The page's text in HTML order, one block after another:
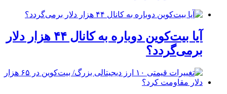
آیا بیت‌کوین دوباره به کانال ۴۴ هزار دلار
برمی‌گردد؟